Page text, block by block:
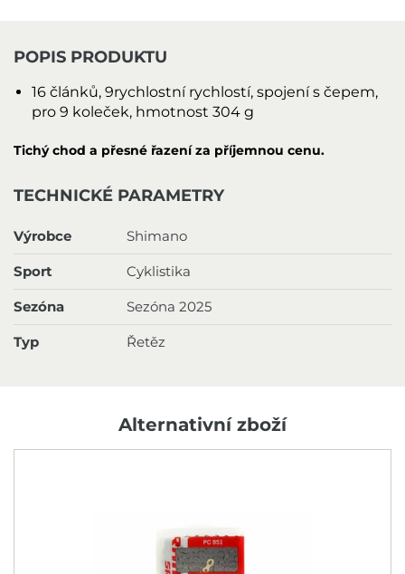
POPIS PRODUKTU
16 článků, 9rychlostní rychlostí, spojení s čepem,
pro 9 koleček, hmotnost 304 g
Tichý chod a přesné řazení za příjemnou cenu.
TECHNICKÉ PARAMETRY
Výrobce Shimano
Sport Cyklistika
Sezóna Sezóna 2025
Typ Řetěz
Alternativní zboží